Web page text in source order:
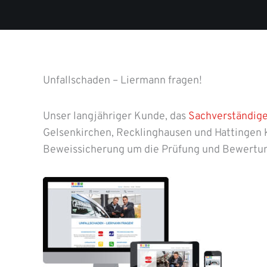
Unfallschaden – Liermann fragen!
Unser langjähriger Kunde, das
Gelsenkirchen, Recklinghausen und
Beweissicherung um die Prüfung und